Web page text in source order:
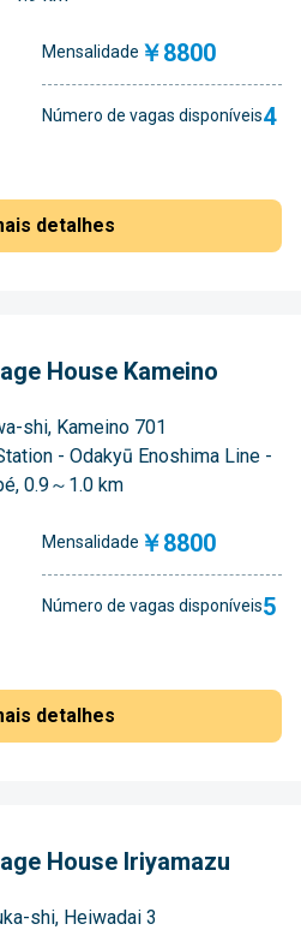
Mensalidade ￥8800
Número de vagas disponíveis4
detalhes
House Kameino
shi, Kameino 701
- Odakyū Enoshima Line -
0.9～1.0 km
Mensalidade ￥8800
Número de vagas disponíveis5
detalhes
House Iriyamazu
shi, Heiwadai 3